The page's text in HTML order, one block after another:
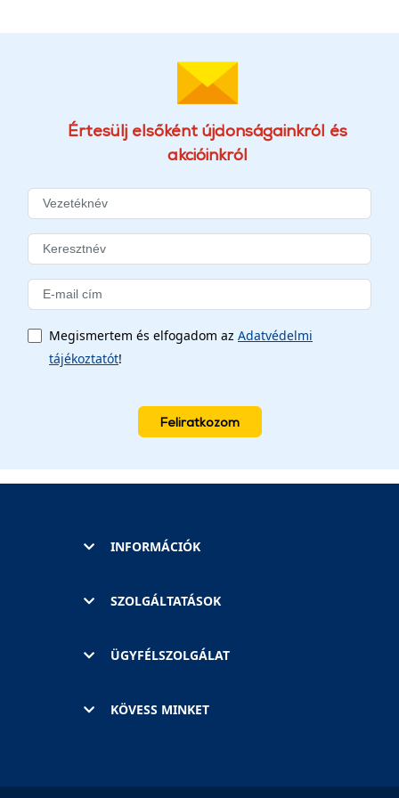
Értesülj elsőként újdonságainkról és
akcióinkról
Megismertem és elfogadom az Adatvédelmi
tájékoztatót!
Feliratkozom
INFORMÁCIÓK
SZOLGÁLTATÁSOK
ÜGYFÉLSZOLGÁLAT
KÖVESS MINKET